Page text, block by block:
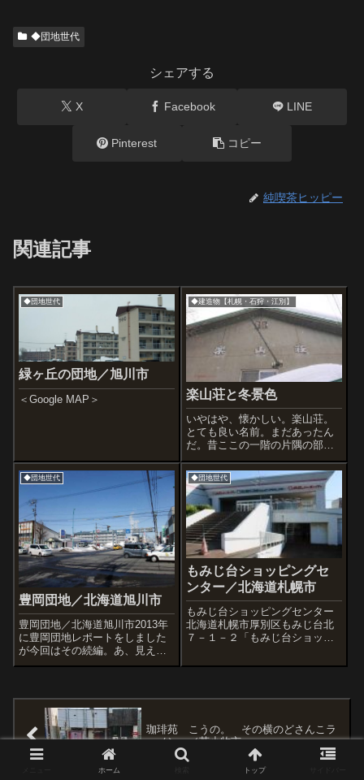
◆団地世代
シェアする
X Facebook LINE
Pinterest コピー
純喫茶ヒッピー
関連記事
◆団地世代
緑ヶ丘の団地／旭川市
＜Google MAP＞
◆建造物【札幌・石狩・江別】
楽山荘と冬景色
いやはや、懐かしい。楽山荘。
とても良い名前。まだあったん
だ。昔ここの一階の片隅の部屋
で、男友達二人がルームシェア
していて遊びに行ったもので
す。トイレとシャワーは共同、
当時でさえ市内での激安賃貸物
件だったのに、六畳か四畳半の
一部屋を割り勘で住...
◆団地世代
豊岡団地／北海道旭川市
豊岡団地／北海道旭川市2013年
に豊岡団地レポートをしました
が今回はその続編。あ、見えて
きた。近づくとあの喫茶店「歩
る・・・まさに旅。ほとんど一
人旅なのでたまに記念写真撮り
ます。・・・あ...
◆団地世代
もみじ台ショッピングセ
ンター／北海道札幌市
もみじ台ショッピングセンター
北海道札幌市厚別区もみじ台北
７－１－２「もみじ台ショッピ
の地域スーパー「ホクノー」さ
営住宅もみじ台団地」の中心に
珈琲苑 こうの。 その横のどさんこラ
ーメン。／苫小牧市
ホーム トップ